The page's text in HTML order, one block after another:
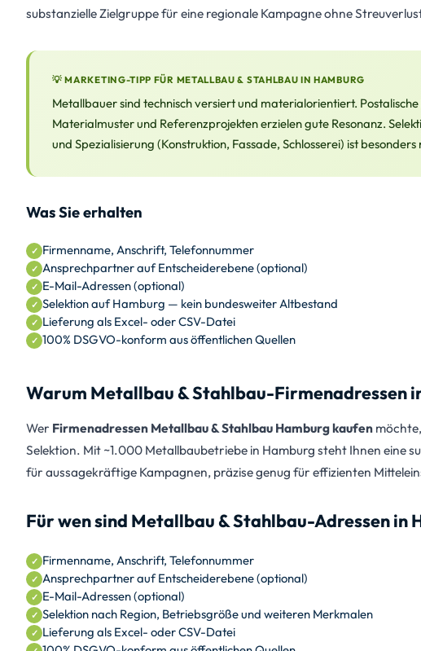
substanzielle Zielgruppe für eine regionale Kampagne ohne
💡 MARKETING-TIPP FÜR METALLBAU & STAHLBAU IN HAMBURG
Metallbauer sind technisch versiert und materialorientiert.
Materialmuster und Referenzprojekten erzielen gute Resonanz.
und Spezialisierung (Konstruktion, Fassade, Schlosserei) ist besonders
Was Sie erhalten
Firmenname, Anschrift, Telefonnummer
Ansprechpartner auf Entscheiderebene (optional)
E-Mail-Adressen (optional)
Selektion auf Hamburg — kein bundesweiter Altbestand
Lieferung als Excel- oder CSV-Datei
100% DSGVO-konform aus öffentlichen Quellen
Warum Metallbau & Stahlbau-Firmenadressen
Wer Firmenadressen Metallbau & Stahlbau Hamburg kaufen
Selektion. Mit ~1.000 Metallbaubetriebe in Hamburg steht Ihnen eine
für aussagekräftige Kampagnen, präzise genug für effizienten
Für wen sind Metallbau & Stahlbau-Adressen in
Firmenname, Anschrift, Telefonnummer
Ansprechpartner auf Entscheiderebene (optional)
E-Mail-Adressen (optional)
Selektion nach Region, Betriebsgröße und weiteren Merkmalen
Lieferung als Excel- oder CSV-Datei